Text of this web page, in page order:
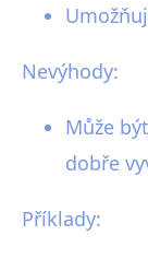
Nevýhody:
Může
dobře
Příklady: